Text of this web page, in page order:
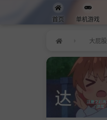
首页 单机游戏
大屁股